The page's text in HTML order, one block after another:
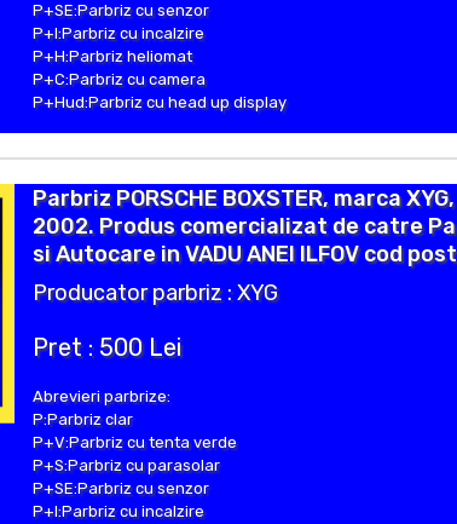
P+SE:Parbriz cu senzor
P+I:Parbriz cu incalzire
P+H:Parbriz heliomat
P+C:Parbriz cu camera
P+Hud:Parbriz cu head up display
Parbriz PORSCHE BOXSTER, marca
2002. Produs comercializat de catre
si Autocare in VADU ANEI ILFOV cod
Producator parbriz : XYG
Pret : 500 Lei
Abrevieri parbrize:
P:Parbriz clar
P+V:Parbriz cu tenta verde
P+S:Parbriz cu parasolar
P+SE:Parbriz cu senzor
P+I:Parbriz cu incalzire